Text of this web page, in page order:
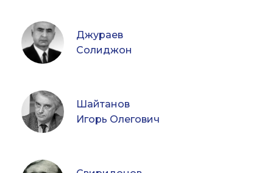
Джураев
Солиджон
Шайтанов
Игорь Олегович